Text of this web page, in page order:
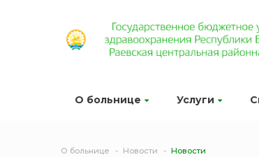
О больнице Услуги
О больнице Новости Новости